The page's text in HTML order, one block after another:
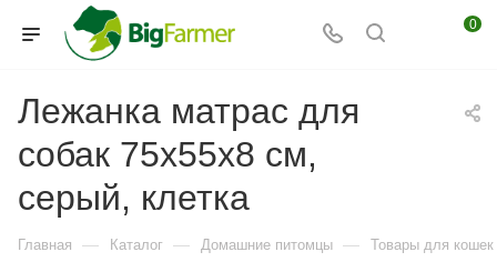
0
Лежанка матрас для
собак 75х55х8 см,
серый, клетка
Главная — Каталог — Домашние питомцы — Товары для кошек